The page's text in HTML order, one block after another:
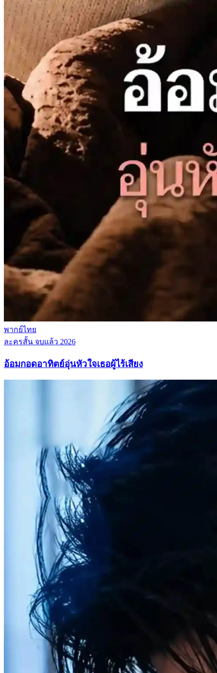
พากย์ไทย
ละครสั้น จบแล้ว 2026
อ้อมกอดอาทิตย์อุ่นหัวใจเธอผู้ไร้เสียง